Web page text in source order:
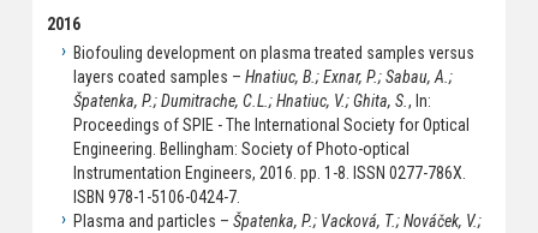
2016
Biofouling development on plasma treated samples versus
layers coated samples – Hnatiuc, B.; Exnar, P.; Sabau, A.;
Špatenka, P.; Dumitrache, C.L.; Hnatiuc, V.; Ghita, S., In:
Proceedings of SPIE - The International Society for Optical
Engineering. Bellingham: Society of Photo-optical
Instrumentation Engineers, 2016. pp. 1-8. ISSN 0277-786X.
ISBN 978-1-5106-0424-7.
Plasma and particles – Špatenka, P.; Vacková, T.; Nováček, V.;